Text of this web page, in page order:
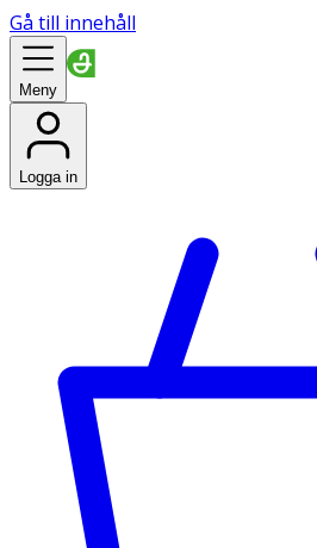
Gå till innehåll
Meny
Logga in